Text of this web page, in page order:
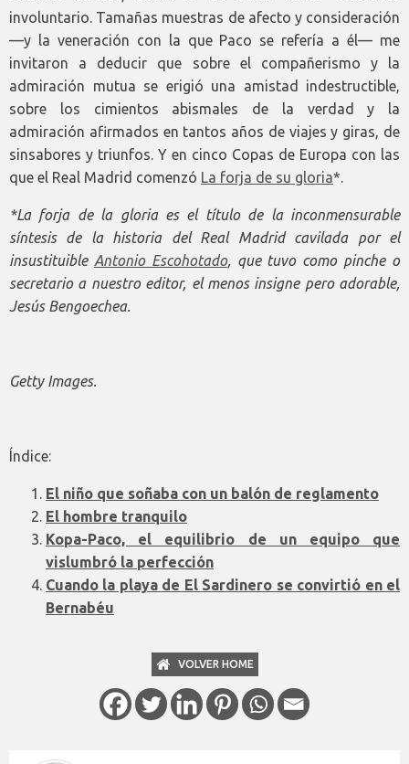
involuntario. Tamañas muestras de afecto y consideración
—y la veneración con la que Paco se refería a él— me
invitaron a deducir que sobre el compañerismo y la
admiración mutua se erigió una amistad indestructible,
sobre los cimientos abismales de la verdad y la
admiración afirmados en tantos años de viajes y giras, de
sinsabores y triunfos. Y en cinco Copas de Europa con las
que el Real Madrid comenzó La forja de su gloria*.
*La forja de la gloria es el título de la inconmensurable
síntesis de la historia del Real Madrid cavilada por el
insustituible Antonio Escohotado, que tuvo como pinche o
secretario a nuestro editor, el menos insigne pero adorable,
Jesús Bengoechea.
Getty Images.
Índice:
El niño que soñaba con un balón de reglamento
El hombre tranquilo
Kopa-Paco, el equilibrio de un equipo que
vislumbró la perfección
Cuando la playa de El Sardinero se convirtió en el
Bernabéu
VOLVER HOME